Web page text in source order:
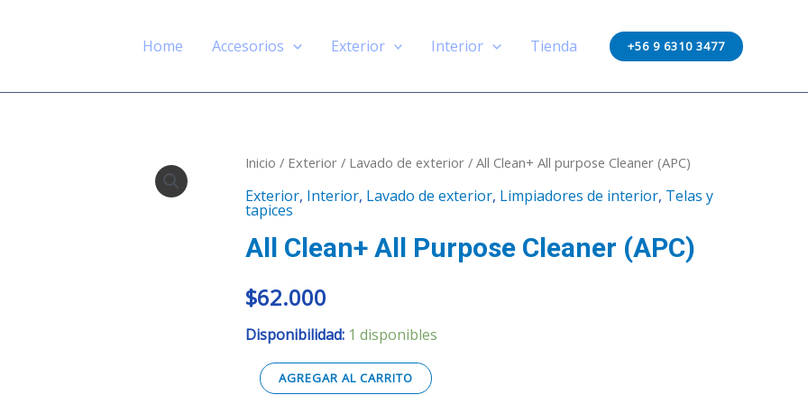
Home Accesorios Exterior Interior Tienda +56 9 6310 3477
Inicio / Exterior / Lavado de exterior / All Clean+ All purpose Cleaner (APC)
Exterior, Interior, Lavado de exterior, Limpiadores de interior, Telas y
tapices
All Clean+ All Purpose Cleaner (APC)
$62.000
Disponibilidad: 1 disponibles
All
Clean+
All
purpose
(APC)
AGREGAR AL CARRITO
purpose
(APC)